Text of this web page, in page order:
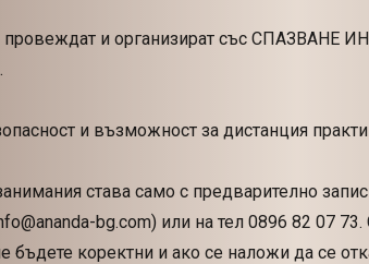
провеждат и организират със
и възможност за дистанция
става само с предварително
bg.com) или на тел 0896 82 07
бъдете коректни и ако се наложи да се